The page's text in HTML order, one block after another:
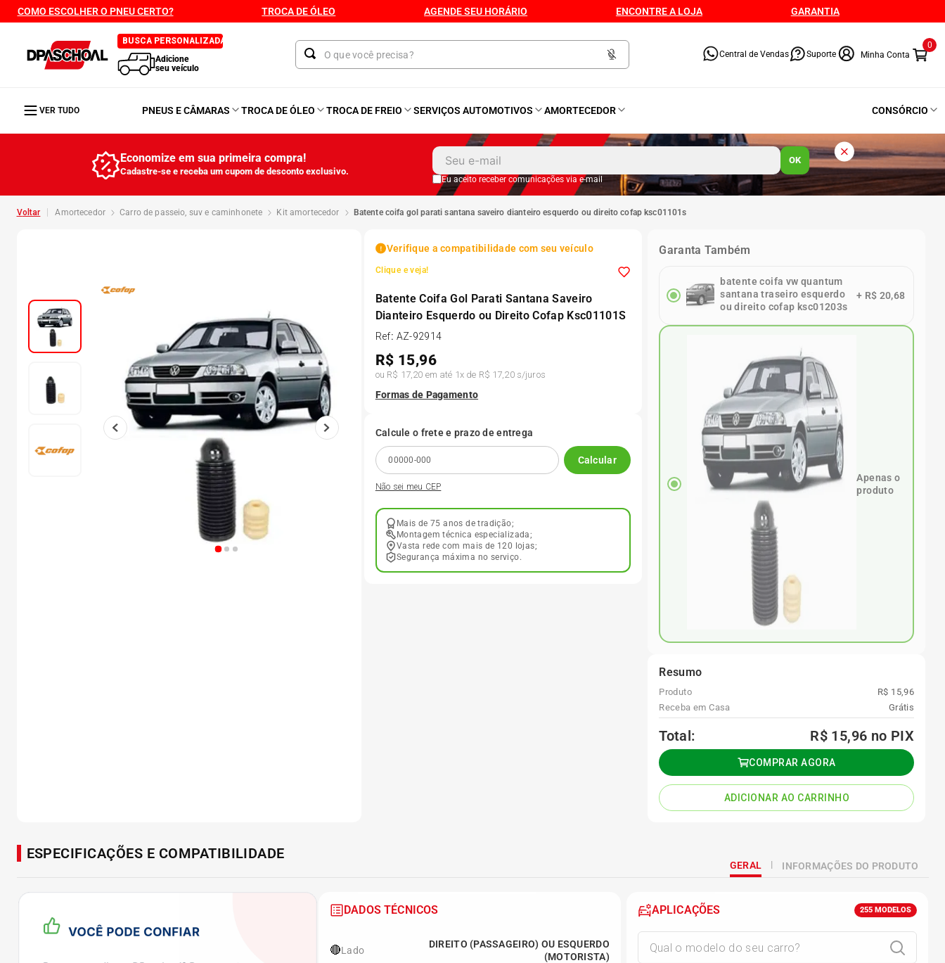
COMO ESCOLHER O PNEU CERTO? TROCA DE ÓLEO AGENDE SEU HORÁRIO ENCONTRE A LOJA GARANTIA
BUSCA PERSONALIZADA
Adicione
seu veículo
Central de Vendas Suporte
0
VER TUDO PNEUS E CÂMARAS TROCA DE ÓLEO TROCA DE FREIO SERVIÇOS AUTOMOTIVOS AMORTECEDOR CONSÓRCIO
Economize em sua primeira compra!
Cadastre-se e receba um cupom de desconto exclusivo.
OK
Eu aceito receber comunicações via e-mail
amortecedor carro de passeio, suv e caminhonete kit amortecedor batente coifa gol parati santana saveiro dianteiro esquerdo ou direito cofap ksc01101s
Verifique a compatibilidade com seu veículo
Clique e veja!
Batente Coifa Gol Parati Santana Saveiro
Dianteiro Esquerdo ou Direito Cofap Ksc01101S
Ref: AZ-92914
R$ 15,96
ou R$ 17,20 em até 1x de R$ 17,20s/juros
Formas de Pagamento
Calcule o frete e prazo de entrega
Calcular
Não sei meu CEP
Mais de 75 anos de tradição;
Montagem técnica especializada;
Vasta rede com mais de 120 lojas;
Segurança máxima no serviço.
Garanta Também
batente coifa vw quantum
santana traseiro esquerdo
ou direito cofap ksc01203s
+ R$ 20,68
Apenas o
produto
Resumo
Produto
R$ 15,96
Receba em Casa
Grátis
Total: R$ 15,96 no PIX
COMPRAR AGORA
ADICIONAR AO CARRINHO
ESPECIFICAÇÕES E COMPATIBILIDADE
GERAL INFORMAÇÕES DO PRODUTO
DADOS TÉCNICOS
🔴Lado
DIREITO (PASSAGEIRO) OU ESQUERDO
(MOTORISTA)
APLICAÇÕES 255 MODELOS
1º Kit 4 Pneu
2º Kit Pneu
3º Bproauto
175 70r14
6º
7º 185 60r15
8 º 205 55r16
175 65 14